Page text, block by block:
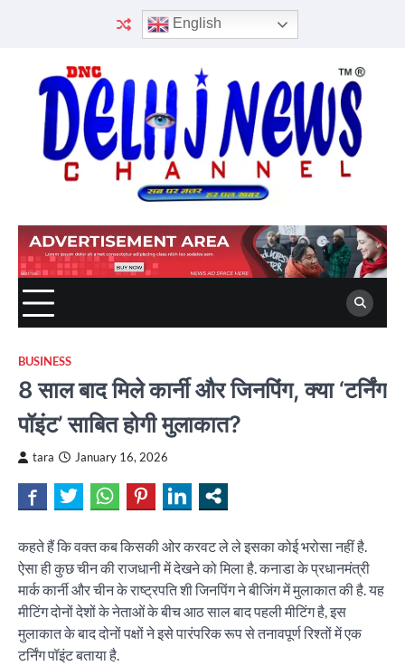
English
BUSINESS
8 साल बाद मिले कार्नी और जिनपिंग, क्या ‘टर्निंग
पॉइंट’ साबित होगी मुलाकात?
tara January 16, 2026
कहते हैं कि वक्त कब किसकी ओर करवट ले ले इसका कोई भरोसा नहीं है.
ऐसा ही कुछ चीन की राजधानी में देखने को मिला है. कनाडा के प्रधानमंत्री
मार्क कार्नी और चीन के राष्ट्रपति शी जिनपिंग ने बीजिंग में मुलाकात की है. यह
मीटिंग दोनों देशों के नेताओं के बीच आठ साल बाद पहली मीटिंग है, इस
मुलाकात के बाद दोनों पक्षों ने इसे पारंपरिक रूप से तनावपूर्ण रिश्तों में एक
टर्निंग पॉइंट बताया है.